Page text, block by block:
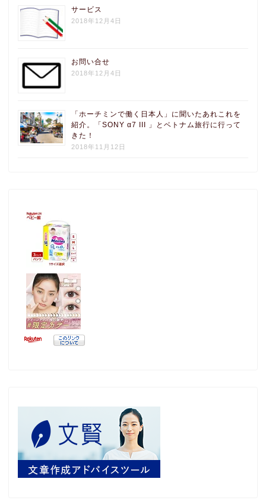
サービス
2018年12月4日
お問い合せ
2018年12月4日
「ホーチミンで働く日本人」に聞いたあれこれを
紹介。「SONY α7 III 」とベトナム旅行に行って
きた！
2018年11月12日